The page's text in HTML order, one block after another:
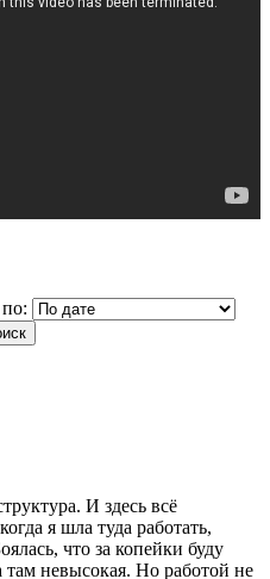
И здесь всё
я шла туда работать,
что за копейки буду
там невысокая. Но работой не